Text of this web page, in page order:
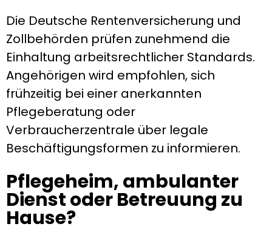
Die Deutsche Rentenversicherung und
Zollbehörden prüfen zunehmend die
Einhaltung arbeitsrechtlicher Standards.
Angehörigen wird empfohlen, sich
frühzeitig bei einer anerkannten
Pflegeberatung oder
Verbraucherzentrale über legale
Beschäftigungsformen zu informieren.
Pflegeheim, ambulanter
Dienst oder Betreuung zu
Hause?